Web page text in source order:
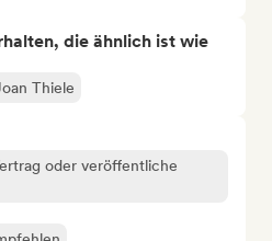
die ähnlich ist wie
Thiele
oder veröffentliche